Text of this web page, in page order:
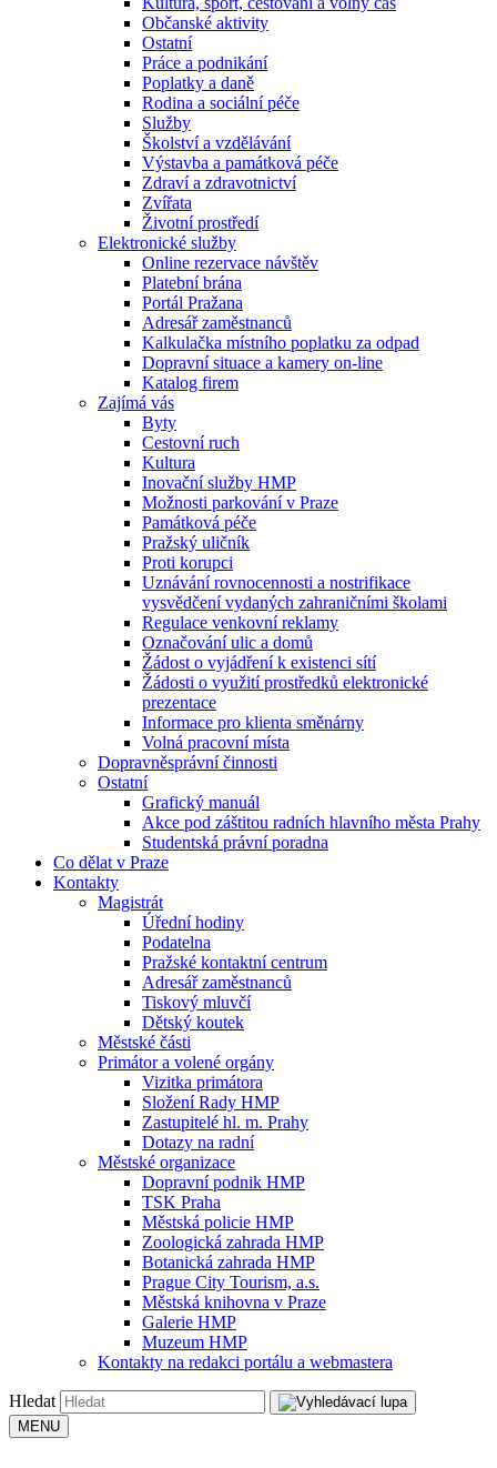
Občanské aktivity
Ostatní
Práce a podnikání
Poplatky a daně
Rodina a sociální péče
Služby
Školství a vzdělávání
Výstavba a památková péče
Zdraví a zdravotnictví
Zvířata
Životní prostředí
Elektronické služby
Online rezervace návštěv
Platební brána
Portál Pražana
Adresář zaměstnanců
Kalkulačka místního poplatku za odpad
Dopravní situace a kamery on-line
Katalog firem
Zajímá vás
Byty
Cestovní ruch
Kultura
Inovační služby HMP
Možnosti parkování v Praze
Památková péče
Pražský uličník
Proti korupci
Uznávání rovnocennosti a nostrifikace
vysvědčení vydaných zahraničními školami
Regulace venkovní reklamy
Označování ulic a domů
Žádost o vyjádření k existenci sítí
Žádosti o využití prostředků elektronické
prezentace
Informace pro klienta směnárny
Volná pracovní místa
Dopravněsprávní činnosti
Ostatní
Grafický manuál
Akce pod záštitou radních hlavního města Prahy
Studentská právní poradna
Co dělat v Praze
Kontakty
Magistrát
Úřední hodiny
Podatelna
Pražské kontaktní centrum
Adresář zaměstnanců
Tiskový mluvčí
Dětský koutek
Městské části
Primátor a volené orgány
Vizitka primátora
Složení Rady HMP
Zastupitelé hl. m. Prahy
Dotazy na radní
Městské organizace
Dopravní podnik HMP
TSK Praha
Městská policie HMP
Zoologická zahrada HMP
Botanická zahrada HMP
Prague City Tourism, a.s.
Městská knihovna v Praze
Galerie HMP
Muzeum HMP
Kontakty na redakci portálu a webmastera
Hledat
MENU